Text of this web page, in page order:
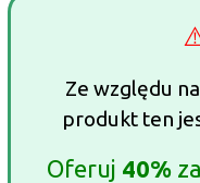
Ze względu
produkt ten
Oferuj 40% za